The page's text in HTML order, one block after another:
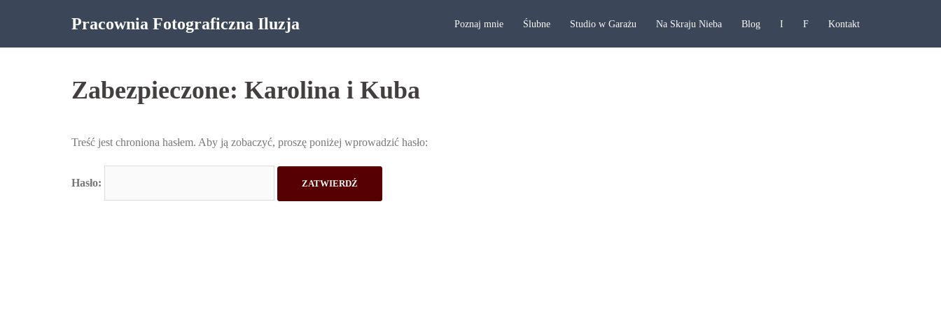
content
Pracownia Fotograficzna Iluzja Poznaj mnie Ślubne Studio w Garażu Na Skraju Nieba Blog I F Kontakt
Zabezpieczone: Karolina i Kuba
Treść jest chroniona hasłem. Aby ją zobaczyć, proszę poniżej wprowadzić hasło:
Hasło: